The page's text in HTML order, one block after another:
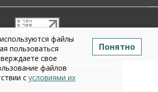
ответственностью «Новосибирск
Новосибирска и Новосибирской области.
файлы
пользоваться
свое
файлов
с условиями их
Понятно